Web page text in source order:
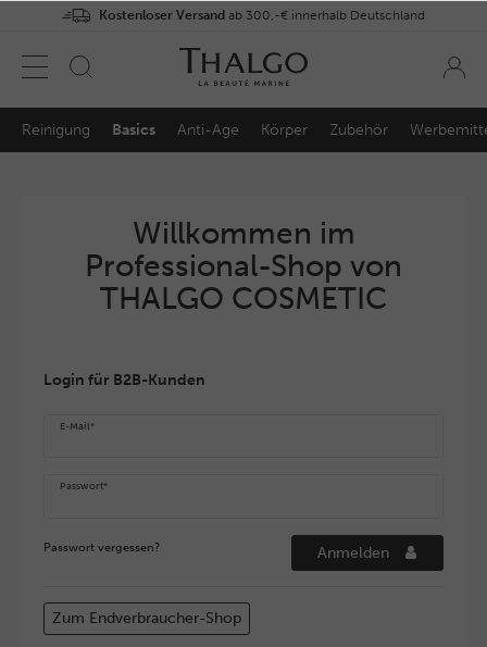
Kostenloser Versand ab 300,-€ innerhalb Deutschland
Reinigung Basics Anti-Age Zubehör
Körper
Willkommen im
Professional-Shop von
THALGO COSMETIC
Login für B2B-Kunden
E-Mail*
Passwort*
Passwort vergessen? Anmelden
Zum Endverbraucher-Shop